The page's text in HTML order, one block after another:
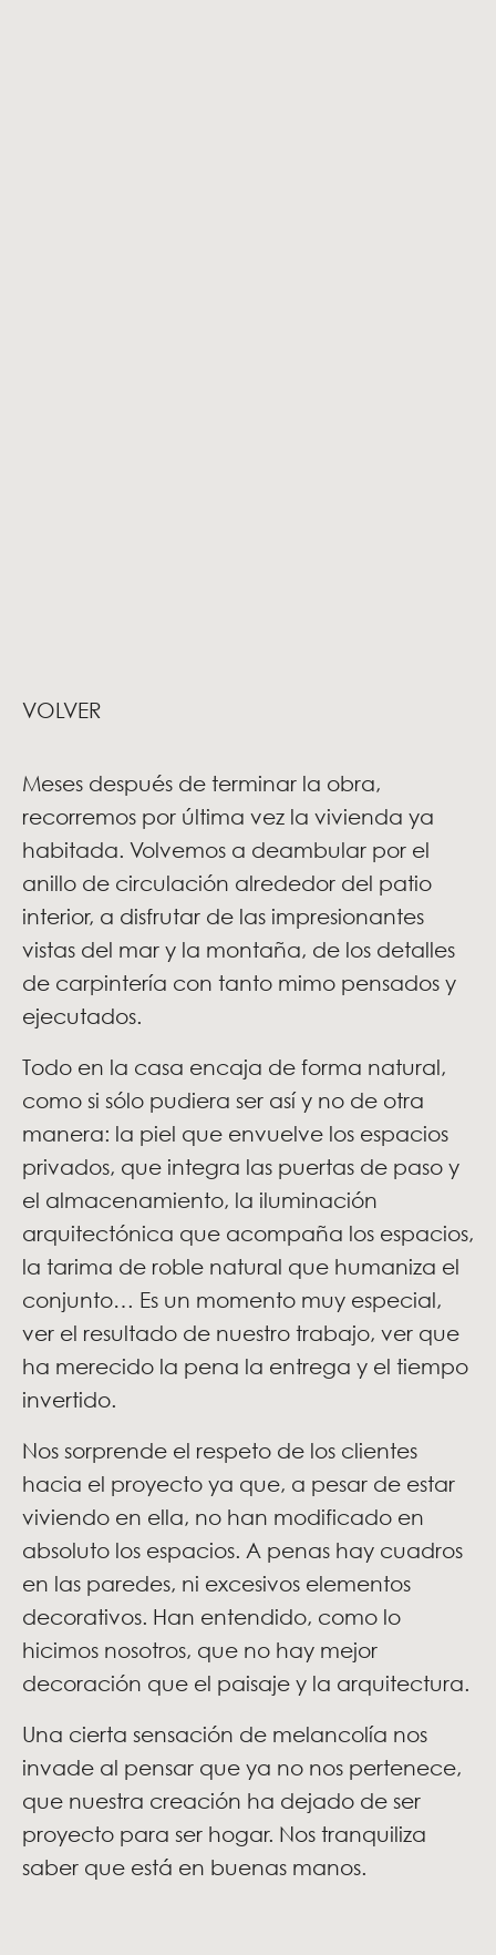
VOLVER
Meses después de terminar la obra,
recorremos por última vez la vivienda ya
habitada. Volvemos a deambular por el
anillo de circulación alrededor del patio
interior, a disfrutar de las impresionantes
vistas del mar y la montaña, de los detalles
de carpintería con tanto mimo pensados y
ejecutados.
Todo en la casa encaja de forma natural,
como si sólo pudiera ser así y no de otra
manera: la piel que envuelve los espacios
privados, que integra las puertas de paso y
el almacenamiento, la iluminación
arquitectónica que acompaña los espacios,
la tarima de roble natural que humaniza el
conjunto… Es un momento muy especial,
ver el resultado de nuestro trabajo, ver que
ha merecido la pena la entrega y el tiempo
invertido.
Nos sorprende el respeto de los clientes
hacia el proyecto ya que, a pesar de estar
viviendo en ella, no han modificado en
absoluto los espacios. A penas hay cuadros
en las paredes, ni excesivos elementos
decorativos. Han entendido, como lo
hicimos nosotros, que no hay mejor
decoración que el paisaje y la arquitectura.
Una cierta sensación de melancolía nos
invade al pensar que ya no nos pertenece,
que nuestra creación ha dejado de ser
proyecto para ser hogar. Nos tranquiliza
saber que está en buenas manos.